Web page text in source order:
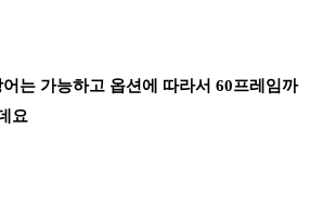
는 가능하고 옵션에 따라서 60프레임까
요